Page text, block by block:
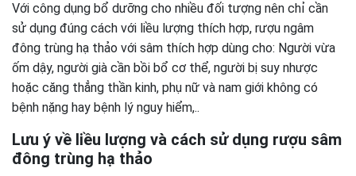
Với công dụng bổ dưỡng cho nhiều đối tượng nên chỉ cần
sử dụng đúng cách với liều lượng thích hợp, rượu ngâm
đông trùng hạ thảo với sâm thích hợp dùng cho: Người vừa
ốm dậy, người già cần bồi bổ cơ thể, người bị suy nhược
hoặc căng thẳng thần kinh, phụ nữ và nam giới không có
bệnh nặng hay bệnh lý nguy hiểm,..
Lưu ý về liều lượng và cách sử dụng rượu sâm
đông trùng hạ thảo